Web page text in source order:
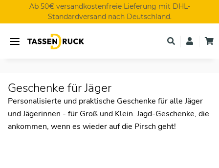
Ab 50€ versandkostenfreie Lieferung mit DHL-
Standardversand nach Deutschland.
Geschenke für Jäger
Personalisierte und praktische Geschenke für alle Jäger
und Jägerinnen - für Groß und Klein. Jagd-Geschenke, die
ankommen, wenn es wieder auf die Pirsch geht!